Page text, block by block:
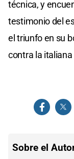
técnica, y
testimonio del
el triunfo en su
contra la
Sobre el